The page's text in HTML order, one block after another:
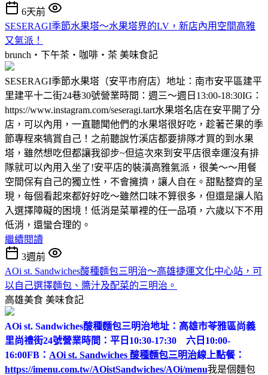
6天前
SESERAGI季節水果塔～水果塔界的LV，新店內用空間高雅
又氣派！
brunch‧下午茶‧咖啡‧茶 美味食記
SESERAGI季節水果塔（安平市府店）地址：南市安平區建平
里建平十二街24巷30號營業時間：週三～週日13:00-18:30IG：
https://www.instagram.com/seseragi.tart水果塔名店在安平開了分
店，可以內用，一直聽聞他們的水果塔很好吃，趁著芒果的季
節專程來犒賞自己！之前聽說竹溪店都要排隊才買的到水果
塔，雖然想吃但都讓我卻步~但這次來到安平店很幸運沒有排
隊就可以內用入坐了!安平店的裝潢高雅氣派，很美～～用餐
空間保有自己的獨立性，不會擁擠，讓人自在。甜點整齊的呈
現，每個看起來都好好吃～雖然口味不算很多，但還是讓人陷
入選擇障礙的困境！低消是菜單裡的任一品項，六歲以下不用
低消，還蠻合理的。
繼續閱讀
3週前
AOi st. Sandwiches酸種麵包三明治～高雄捷運文化中心站，可
以自己選擇麵包、醬汁及配菜的三明治。
高雄美食 美味食記
AOi st. Sandwiches酸種麵包三明治地址：高雄市苓雅區尚義
里尚禮街24號營業時間：平日10:30-17:30 六日10:00-
16:00FB： AOi st. Sandwiches 酸種麵包三明治線上點餐：
https://imenu.com.tw/AOistSandwiches/AOi/menu我是個麵包